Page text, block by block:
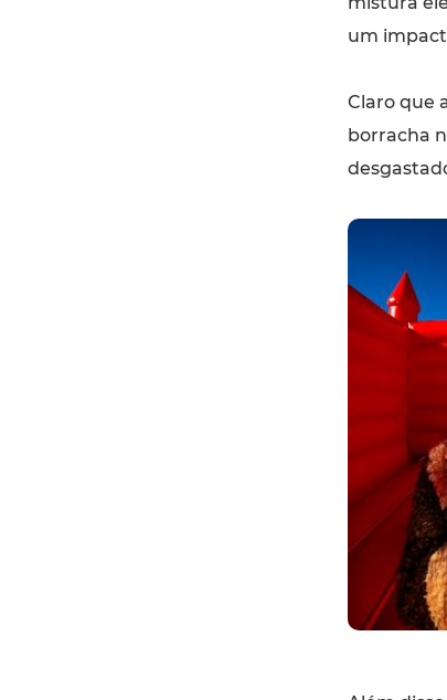
um
Claro que
borracha